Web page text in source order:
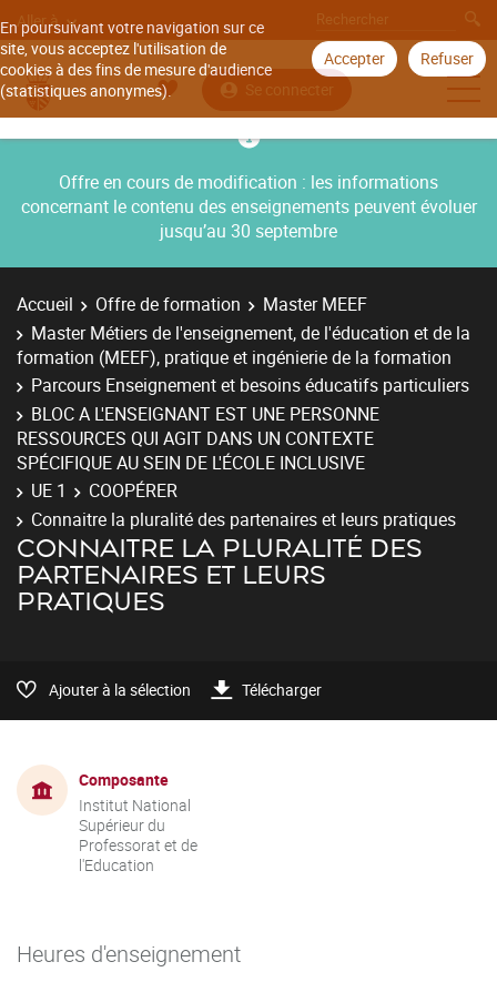
En poursuivant votre navigation sur ce
site, vous acceptez l'utilisation de
cookies à des fins de mesure d'audience
(statistiques anonymes).
Accepter Refuser
Aller à
Se connecter
Offre en cours de modification : les informations
concernant le contenu des enseignements peuvent évoluer
jusqu’au 30 septembre
Accueil Offre de formation
Master MEEF
Master Métiers de l'enseignement, de l'éducation et de la
formation (MEEF), pratique et ingénierie de la formation
Parcours Enseignement et besoins éducatifs particuliers
BLOC A L'ENSEIGNANT EST UNE PERSONNE
RESSOURCES QUI AGIT DANS UN CONTEXTE
SPÉCIFIQUE AU SEIN DE L'ÉCOLE INCLUSIVE
UE 1
COOPÉRER
Connaitre la pluralité des partenaires et leurs pratiques
CONNAITRE LA PLURALITÉ DES
PARTENAIRES ET LEURS
PRATIQUES
Ajouter à la sélection Télécharger
Composante
Institut National
Supérieur du
Professorat et de
l'Education
Heures d'enseignement